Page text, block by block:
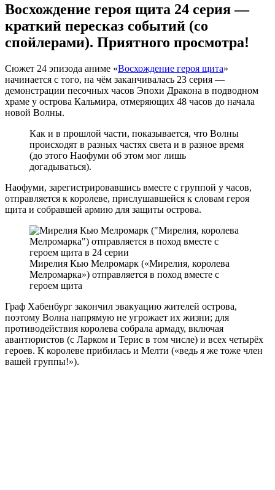
Восхождение героя щита 24 серия —
краткий пересказ событий (со
спойлерами). Приятного просмотра!
Сюжет 24 эпизода аниме «Восхождение героя щита»
начинается с того, на чём заканчивалась 23 серия —
демонстрации песочных часов Эпохи Дракона в подводном
храме у острова Кальмира, отмеряющих 48 часов до начала
новой Волны.
Как и в прошлой части, показывается, что Волны
происходят в разных частях света и в разное время
(до этого Наофуми об этом мог лишь
догадываться).
Наофуми, зарегистрировавшись вместе с группой у часов,
отправляется к королеве, прислушавшейся к словам героя
щита и собравшей армию для защиты острова.
Мирелия Кью Мелромарк («Мирелия, королева
Мелромарка») отправляется в поход вместе с
героем щита
Граф Хабенбург закончил эвакуацию жителей острова,
поэтому Волна напрямую не угрожает их жизни; для
противодействия королева собрала армаду, включая
авантюристов (с Ларком и Терис в том числе) и всех четырёх
героев. К королеве прибилась и Мелти («ведь я же тоже член
вашей группы!»).